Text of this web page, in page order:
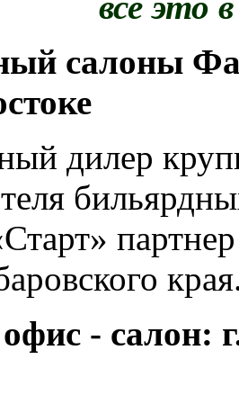
салоны
дилер
- салон: